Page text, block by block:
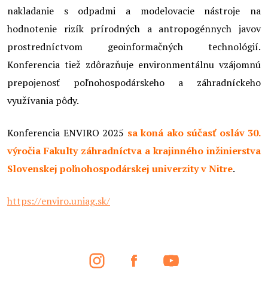
nakladanie s odpadmi a modelovacie nástroje na
hodnotenie rizík prírodných a antropogénnych javov
prostredníctvom geoinformačných technológií.
Konferencia tiež zdôrazňuje environmentálnu vzájomnú
prepojenosť poľnohospodárskeho a záhradníckeho
využívania pôdy.
Konferencia ENVIRO 2025 sa koná ako súčasť osláv 30.
výročia Fakulty záhradníctva a krajinného inžinierstva
Slovenskej poľnohospodárskej univerzity v Nitre.
https://enviro.uniag.sk/